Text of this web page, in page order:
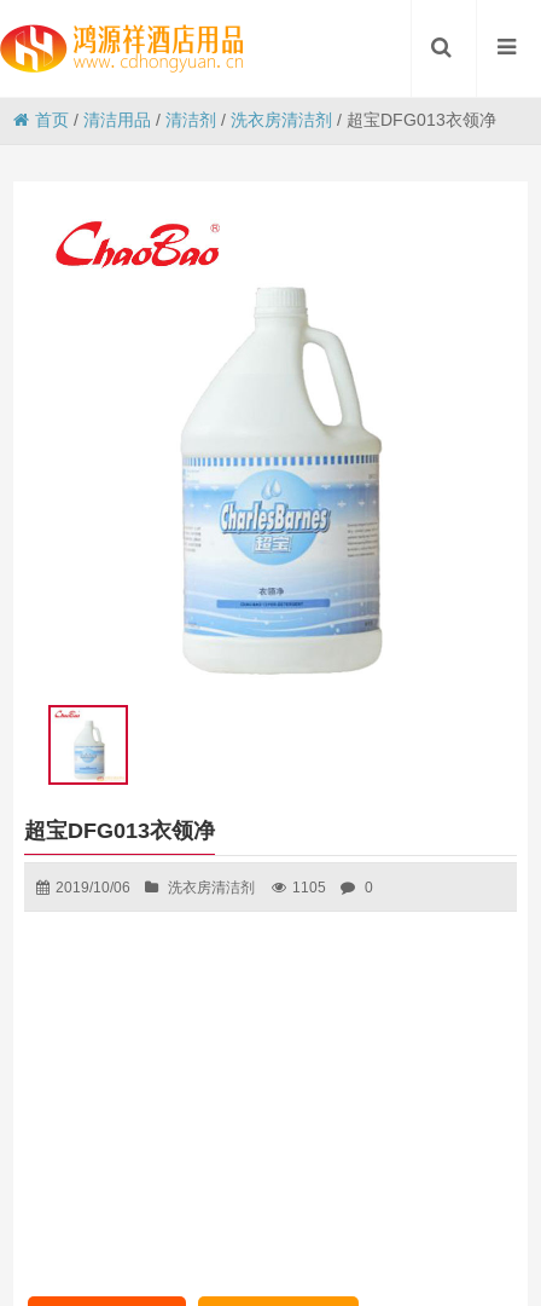
首页 /清洁用品 /清洁剂 /洗衣房清洁剂 / 超宝DFG013衣领净
超宝DFG013衣领净
2019/10/06 洗衣房清洁剂 1105 0